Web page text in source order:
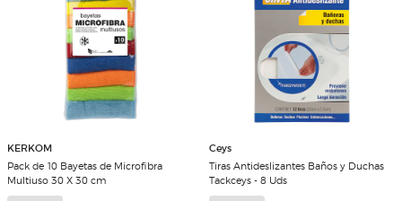
KERKOM
Pack de 10 Bayetas de Microfibra
Multiuso 30 X 30 cm
Ceys
Tiras Antideslizantes Baños y Duchas
Tackceys - 8 Uds